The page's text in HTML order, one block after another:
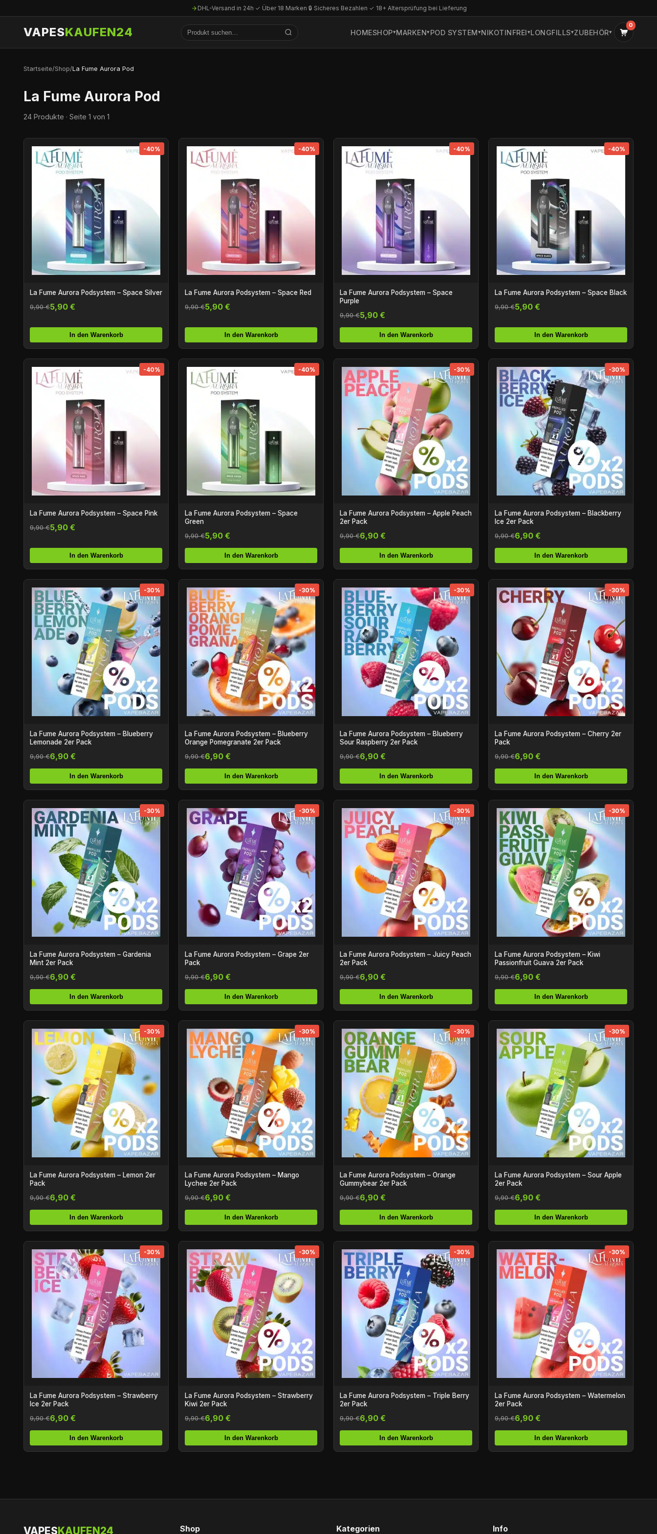
DHL-Versand in 24h·✓ Über 18 Marken·🔒 Sicheres Bezahlen·✓ 18+ Altersprüfung bei Lieferung
VAPESKAUFEN24 HOMESHOP MARKEN POD SYSTEM NIKOTINFREI LONGFILLS ZUBEHÖR
0
Startseite/Shop/La Fume Aurora Pod
La Fume Aurora Pod
24 Produkte · Seite 1 von 1
-40%
La Fume Aurora Podsystem – Space Silver
9,90 €5,90 €
In den Warenkorb
-40%
La Fume Aurora Podsystem – Space Red
9,90 €5,90 €
In den Warenkorb
-40%
La Fume Aurora Podsystem – Space
Purple
9,90 €5,90 €
In den Warenkorb
-40%
La Fume Aurora Podsystem – Space Black
9,90 €5,90 €
In den Warenkorb
-40%
La Fume Aurora Podsystem – Space Pink
9,90 €5,90 €
In den Warenkorb
-40%
La Fume Aurora Podsystem – Space
Green
9,90 €5,90 €
In den Warenkorb
-30%
La Fume Aurora Podsystem – Apple Peach
2er Pack
9,90 €6,90 €
In den Warenkorb
-30%
La Fume Aurora Podsystem – Blackberry
Ice 2er Pack
9,90 €6,90 €
In den Warenkorb
-30%
La Fume Aurora Podsystem – Blueberry
Lemonade 2er Pack
9,90 €6,90 €
In den Warenkorb
-30%
La Fume Aurora Podsystem – Blueberry
Orange Pomegranate 2er Pack
9,90 €6,90 €
In den Warenkorb
-30%
La Fume Aurora Podsystem – Blueberry
Sour Raspberry 2er Pack
9,90 €6,90 €
In den Warenkorb
-30%
La Fume Aurora Podsystem – Cherry 2er
Pack
9,90 €6,90 €
In den Warenkorb
-30%
La Fume Aurora Podsystem – Gardenia
Mint 2er Pack
9,90 €6,90 €
In den Warenkorb
-30%
La Fume Aurora Podsystem – Grape 2er
Pack
9,90 €6,90 €
In den Warenkorb
-30%
La Fume Aurora Podsystem – Juicy Peach
2er Pack
9,90 €6,90 €
In den Warenkorb
-30%
La Fume Aurora Podsystem – Kiwi
Passionfruit Guava 2er Pack
9,90 €6,90 €
In den Warenkorb
-30%
La Fume Aurora Podsystem – Lemon 2er
Pack
9,90 €6,90 €
In den Warenkorb
-30%
La Fume Aurora Podsystem – Mango
Lychee 2er Pack
9,90 €6,90 €
In den Warenkorb
-30%
La Fume Aurora Podsystem – Orange
Gummybear 2er Pack
9,90 €6,90 €
In den Warenkorb
-30%
La Fume Aurora Podsystem – Sour Apple
2er Pack
9,90 €6,90 €
In den Warenkorb
-30%
La Fume Aurora Podsystem – Strawberry
Ice 2er Pack
9,90 €6,90 €
In den Warenkorb
-30%
La Fume Aurora Podsystem – Strawberry
Kiwi 2er Pack
9,90 €6,90 €
In den Warenkorb
-30%
La Fume Aurora Podsystem – Triple Berry
2er Pack
9,90 €6,90 €
In den Warenkorb
-30%
La Fume Aurora Podsystem – Watermelon
2er Pack
9,90 €6,90 €
In den Warenkorb
VAPES KAUFEN24 Shop Kategorien Info